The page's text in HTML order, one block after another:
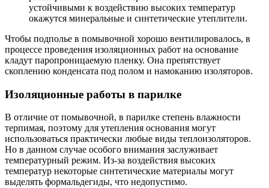
устойчивыми к воздействию высоких температур
окажутся минеральные и синтетические утеплители.
Чтобы подполье в помывочной хорошо вентилировалось, в
процессе проведения изоляционных работ на основание
кладут паропроницаемую пленку. Она препятствует
скоплению конденсата под полом и намоканию изоляторов.
Изоляционные работы в парилке
В отличие от помывочной, в парилке степень влажности
терпимая, поэтому для утепления основания могут
использоваться практически любые виды теплоизоляторов.
Но в данном случае особого внимания заслуживает
температурный режим. Из-за воздействия высоких
температур некоторые синтетические материалы могут
выделять формальдегиды, что недопустимо.